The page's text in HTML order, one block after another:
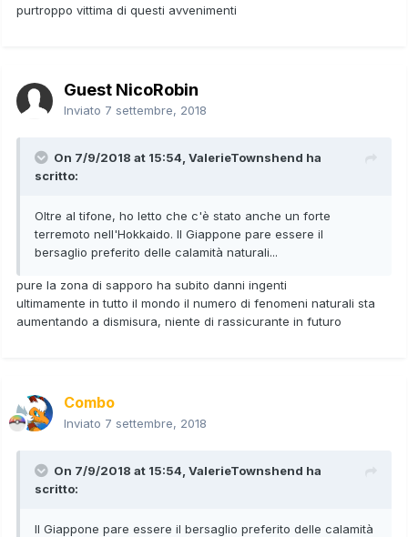
purtroppo vittima di questi avvenimenti
Guest NicoRobin
Inviato 7 settembre, 2018
On 7/9/2018 at 15:54, ValerieTownshend ha
scritto:
Oltre al tifone, ho letto che c'è stato anche un forte
terremoto nell'Hokkaido. Il Giappone pare essere il
bersaglio preferito delle calamità naturali...
pure la zona di sapporo ha subito danni ingenti
ultimamente in tutto il mondo il numero di fenomeni naturali sta
aumentando a dismisura, niente di rassicurante in futuro
Combo
Inviato 7 settembre, 2018
On 7/9/2018 at 15:54, ValerieTownshend ha
scritto:
Il Giappone pare essere il bersaglio preferito delle calamità